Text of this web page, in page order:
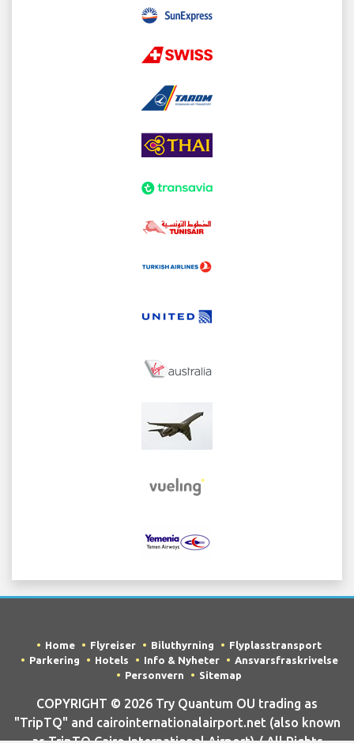
Home Flyreiser Biluthyrning
Flyplasstransport
Parkering
Hotels Info & Nyheter
Ansvarsfraskrivelse
Personvern
Sitemap
COPYRIGHT © 2026 Try Quantum OU trading as
"TripTQ" and cairointernationalairport.net (also known